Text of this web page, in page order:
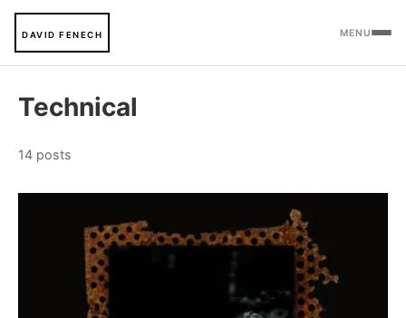
DAVID FENECH MENU
Technical
14 posts